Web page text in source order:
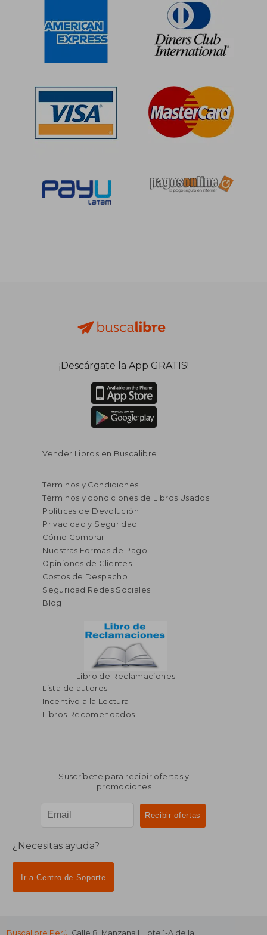
55%
dcto.
S/ 344,10
S/ 154,85
¡Descárgate la App GRATIS!
Vender Libros en Buscalibre
Términos y Condiciones
Términos y condiciones de Libros Usados
Políticas de Devolución
Privacidad y Seguridad
Cómo Comprar
Nuestras Formas de Pago
Opiniones de Clientes
Costos de Despacho
Seguridad Redes Sociales
Blog
Libro de Reclamaciones
Lista de autores
Incentivo a la Lectura
Libros Recomendados
Suscríbete para recibir ofertas y
promociones
¿Necesitas ayuda?
Ir a Centro de Soporte
Buscalibre Perú. Calle 8, Manzana I, Lote 1-A de la